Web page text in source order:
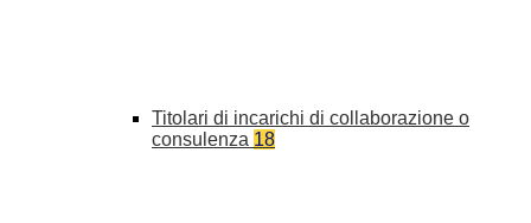
Titolari di incarichi di collaborazione o
consulenza 18